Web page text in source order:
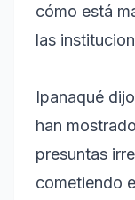
cómo está
las
Ipanaqué
han
presuntas
cometiendo